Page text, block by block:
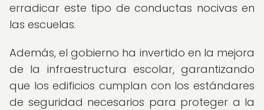
erradicar este tipo de conductas nocivas en
las escuelas.
Además, el gobierno ha invertido en la mejora
de la infraestructura escolar, garantizando
que los edificios cumplan con los estándares
de seguridad necesarios para proteger a la